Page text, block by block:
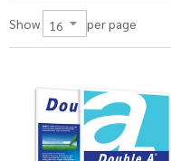
Show per page